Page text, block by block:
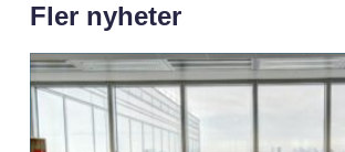
Fler nyheter